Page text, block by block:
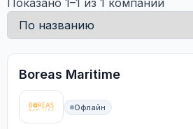
Показано 1–1 из 1 компаний
Boreas Maritime
Офлайн